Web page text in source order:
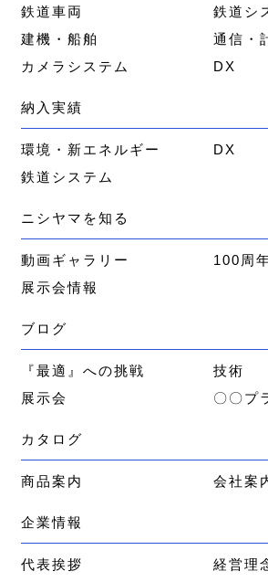
鉄道車両
鉄道シ
建機・船舶
通信・
カメラシステム
DX
納入実績
環境・新エネルギー
DX
鉄道システム
ニシヤマを知る
動画ギャラリー
100周
展示会情報
ブログ
『最適』への挑戦
技術
展示会
〇〇プ
カタログ
商品案内 会社案
企業情報
代表挨拶
経営理